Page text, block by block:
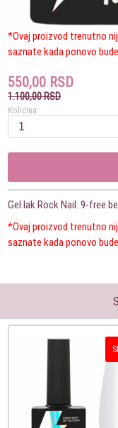
*Ovaj proizvod trenutno
saznate kada ponovo
550,00 RSD
1.100,00 RSD
Kolicina:
Gel lak Rock Nail. 9-free
*Ovaj proizvod trenutno
saznate kada ponovo